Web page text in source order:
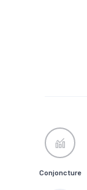
Conjoncture